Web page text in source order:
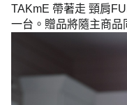
TAKmE 帶著走 頸肩
一台。贈品將隨主商品